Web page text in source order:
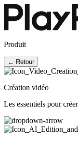
Produit
← Retour
Création vidéo
Les essentiels pour